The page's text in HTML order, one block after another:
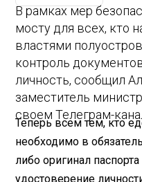
В рамках мер
мосту для всех, кто
властями
контроль
личность, сообщил
заместитель
своем Телеграм-
Теперь всем тем, кто
необходимо в
либо оригинал
удостоверение